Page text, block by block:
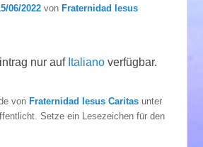
06/2022 vonFraternidad Iesus
nur auf Italiano verfügbar.
vonFraternidad Iesus Caritas unter
Setze ein Lesezeichen für den